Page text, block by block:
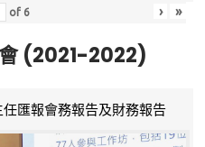
of 6 › »
(2021-2022)
匯報會務報告及財務報告